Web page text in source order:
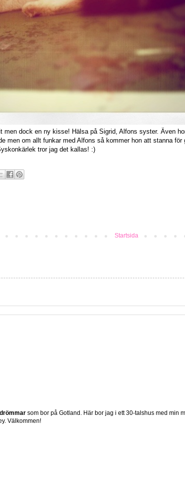
men dock en ny kisse! Hälsa på Sigrid, Alfons syster. Även
men om allt funkar med Alfons så kommer hon att stanna
tror jag det kallas! :)
Startsida
som bor på Gotland. Här bor jag i ett 30-talshus med min
Välkommen!